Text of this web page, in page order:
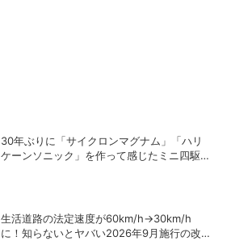
30年ぶりに「サイクロンマグナム」「ハリ
ケーンソニック」を作って感じたミニ四駆の
生活道路の法定速度が60km/h→30km/h
に！知らないとヤバい2026年9月施行の改